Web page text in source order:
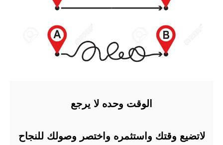
الوقت وحده لا يرجع
لاتضيع وقتك واستثمره واختصر وصولك للنجاح